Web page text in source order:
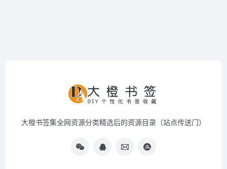
大橙书签集全网资源分类精选后的资源目录（站点传送门）